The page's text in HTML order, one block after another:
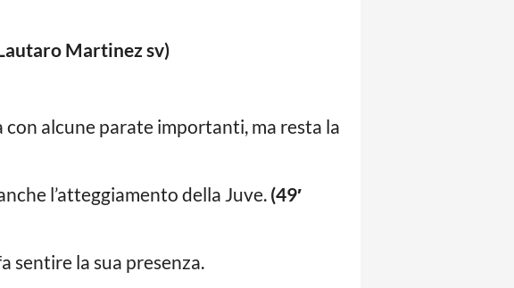
Martinez sv)
alcune parate importanti, ma resta la
l’atteggiamento della Juve. (49′
sentire la sua presenza.